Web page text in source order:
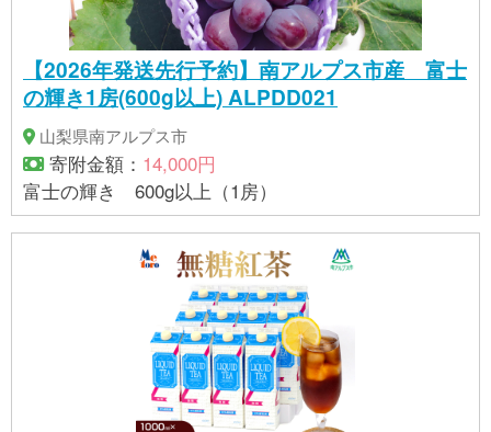
【2026年発送先行予約】南アルプス市産 富士
の輝き1房(600g以上) ALPDD021
山梨県南アルプス市
寄附金額： 14,000円
富士の輝き 600g以上（1房）